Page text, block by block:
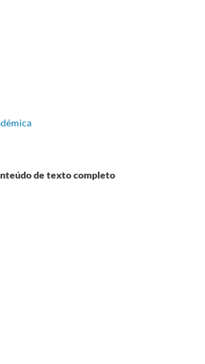
de texto completo